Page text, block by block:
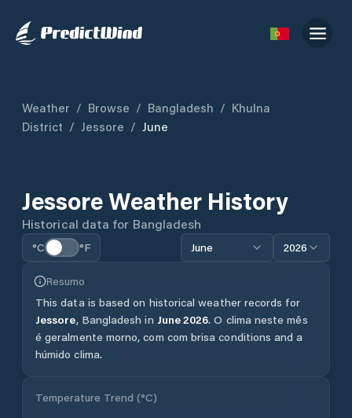
Weather / Browse / Bangladesh / Khulna
District / Jessore / June
JessoreWeather History
Historical data for Bangladesh
°C °F June 2026
Resumo
This data is based on historical weather records for
Jessore, Bangladesh in June2026.O clima neste mês
é geralmente morno, com com brisa conditions and a
húmido clima.
Temperature Trend (°C)